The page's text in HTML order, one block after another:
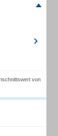
von